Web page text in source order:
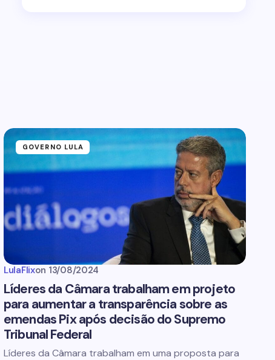
GOVERNO LULA
LulaFlixon 13/08/2024
Líderes da Câmara trabalham em projeto
para aumentar a transparência sobre as
emendas Pix após decisão do Supremo
Tribunal Federal
Líderes da Câmara trabalham em uma proposta para